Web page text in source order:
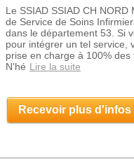
Le SSIAD SSIAD CH
de Service de Soins
dans le département 53. Si
pour intégrer un tel service,
prise en charge à 100%
N'hé Lire la suite
Recevoir plus d'infos